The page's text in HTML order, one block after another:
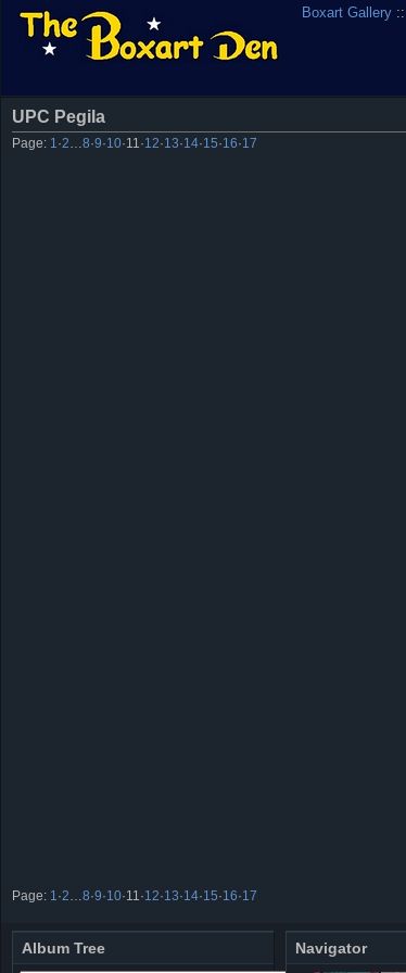
Boxart Gallery ::
UPC Pegila
Page: 1 ·2 8·9·10·11 ·12·13·14·15·16·17
Page: 1 ·2 8·9·10·11 ·12·13·14·15·16·17
Album Tree Navigator